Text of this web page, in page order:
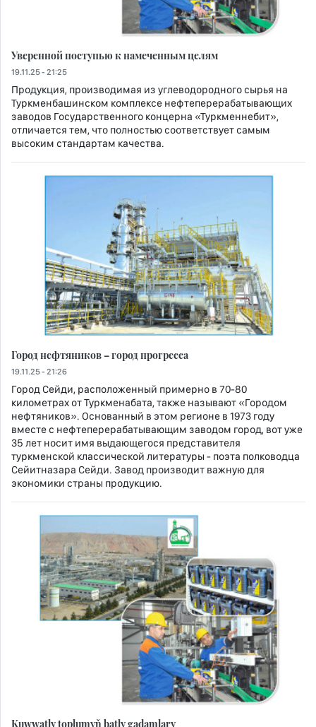
Уверенной поступью к намеченным целям
19.11.25 - 21:25
Продукция, производимая из углеводородного сырья на
Туркменбашинском комплексе нефтеперерабатывающих
заводов Государственного концерна «Туркменнебит»,
отличается тем, что полностью соответствует самым
высоким стандартам качества.
Город нефтяников – город прогресса
19.11.25 - 21:26
Город Сейди, расположенный примерно в 70-80
километрах от Туркменабата, также называют «Городом
нефтяников». Основанный в этом регионе в 1973 году
вместе с нефтеперерабатывающим заводом город, вот уже
35 лет носит имя выдающегося представителя
туркменской классической литературы - поэта полководца
Сейитназара Сейди. Завод производит важную для
экономики страны продукцию.
Kuwwatly toplumyň batly gadamlary